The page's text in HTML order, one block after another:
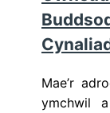
Mae’r
ymchwil